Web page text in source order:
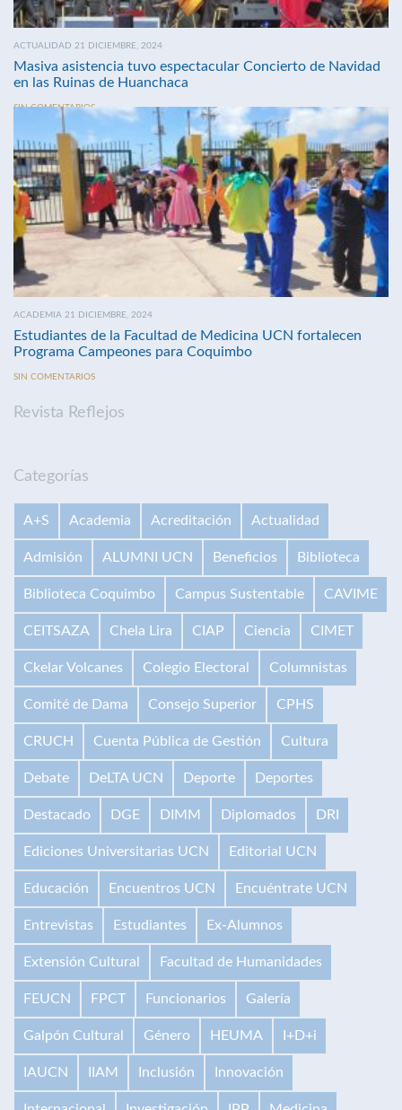
ACTUALIDAD 21 DICIEMBRE, 2024
Masiva asistencia tuvo espectacular Concierto de Navidad
en las Ruinas de Huanchaca
SIN COMENTARIOS
ACADEMIA 21 DICIEMBRE, 2024
Estudiantes de la Facultad de Medicina UCN fortalecen
Programa Campeones para Coquimbo
SIN COMENTARIOS
Revista Reflejos
Categorías
A+S Academia Acreditación Actualidad
Admisión ALUMNI UCN Beneficios Biblioteca
Biblioteca Coquimbo Campus Sustentable CAVIME
CEITSAZA Chela Lira CIAP Ciencia CIMET
Ckelar Volcanes Colegio Electoral Columnistas
Comité de Dama Consejo Superior CPHS
CRUCH Cuenta Pública de Gestión Cultura
Debate DeLTA UCN Deporte Deportes
Destacado DGE DIMM Diplomados DRI
Ediciones Universitarias UCN Editorial UCN
Educación Encuentros UCN Encuéntrate UCN
Entrevistas Estudiantes Ex-Alumnos
Extensión Cultural Facultad de Humanidades
FEUCN FPCT Funcionarios Galería
Galpón Cultural Género HEUMA I+D+i
IAUCN IIAM Inclusión Innovación